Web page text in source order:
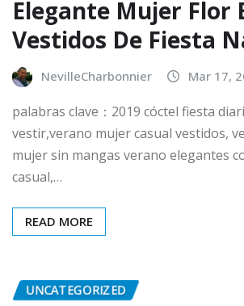
Elegante Mujer Flor
Vestidos De Fiesta
NevilleCharbonnier Mar 17,
palabras clave：2019 cóctel fiesta
vestir,verano mujer casual vestidos,
mujer sin mangas verano elegantes
casual,…
READ MORE
UNCATEGORIZED